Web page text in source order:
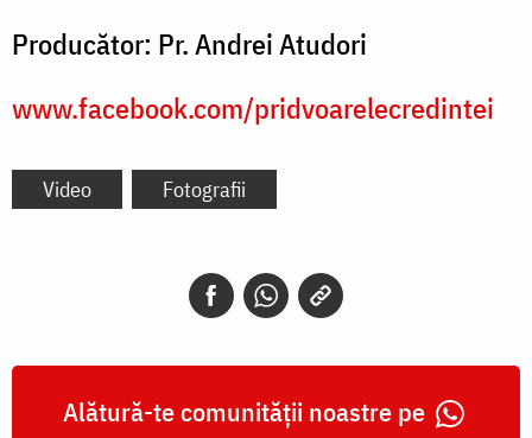
Producător: Pr. Andrei Atudori
www.facebook.com/pridvoarelecredintei
Video Fotografii
Alătură-te comunității noastre pe